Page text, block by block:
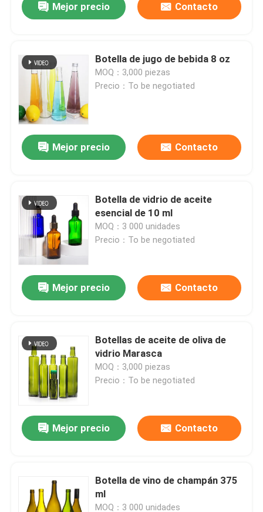
Inicio
Sobre nosotros
Mejor precio Contacto
Botella de jugo de bebida 8 oz
MOQ：3,000 piezas
Precio：To be negotiated
Mejor precio Contacto
Botella de vidrio de aceite
esencial de 10 ml
MOQ：3 000 unidades
Precio：To be negotiated
Mejor precio Contacto
Botellas de aceite de oliva de
vidrio Marasca
MOQ：3,000 piezas
Precio：To be negotiated
Mejor precio Contacto
Botella de vino de champán 375
ml
MOQ：3 000 unidades